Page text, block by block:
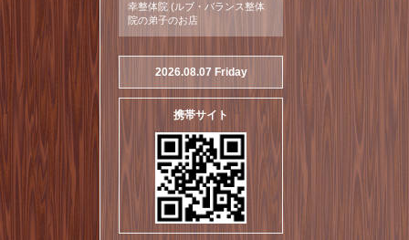
幸整体院 (ルブ・バランス整体
院の弟子のお店
2026.08.07 Friday
携帯サイト